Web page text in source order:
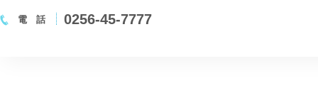
電 話 0256-45-7777